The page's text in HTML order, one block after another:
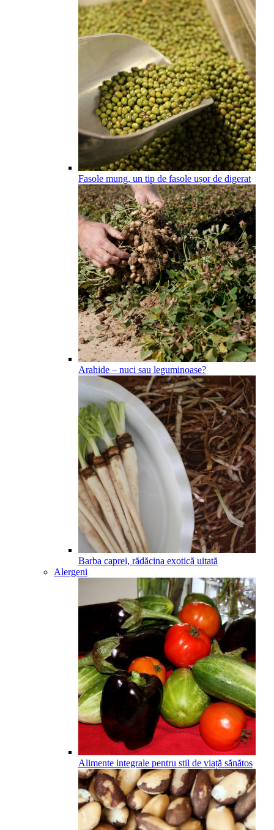
Fasole mung, un tip de fasole ușor de digerat
Arahide – nuci sau leguminoase?
Barba caprei, rădăcina exotică uitată
Alergeni
Alimente integrale pentru stil de viață sănătos